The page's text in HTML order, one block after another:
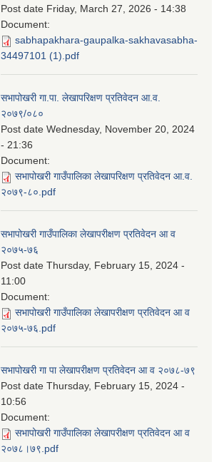
Post date Friday, March 27, 2026 - 14:38
Document:
sabhapakhara-gaupalka-sakhavasabha-
34497101 (1).pdf
सभापोखरी गा.पा. लेखापरिक्षण प्रतिवेदन आ.व.
२०७९/०८०
Post date Wednesday, November 20, 2024
- 21:36
Document:
सभापोखरी गाउँपालिका लेखापरिक्षण प्रतिवेदन आ.व.
२०७९-८०.pdf
सभापोखरी गाउँपालिका लेखापरीक्षण प्रतिवेदन आ व
२०७५-७६
Post date Thursday, February 15, 2024 -
11:00
Document:
सभापोखरी गाउँपालिका लेखापरीक्षण प्रतिवेदन आ व
२०७५-७६.pdf
सभापोखरी गा पा लेखापरीक्षण प्रतिवेदन आ व २०७८-७९
Post date Thursday, February 15, 2024 -
10:56
Document:
सभापोखरी गाउँपालिका लेखापरीक्षण प्रतिवेदन आ व
२०७८।७९.pdf